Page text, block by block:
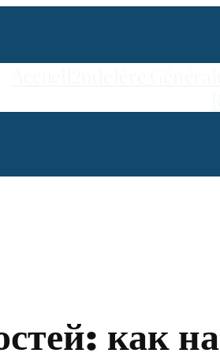
как